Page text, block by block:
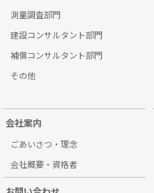
測量調査部門
建設コンサルタント部門
補償コンサルタント部門
その他
会社案内
ごあいさつ・理念
会社概要・資格者